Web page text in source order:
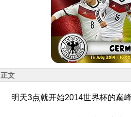
正文
明天3点就开始2014世界杯的巅